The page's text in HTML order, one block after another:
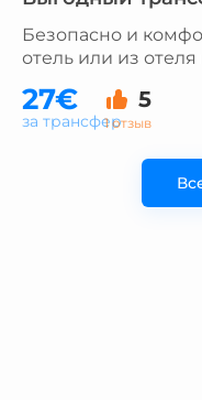
Безопасно и
отель или из
27€ 5
1 отзыв
за трансфер